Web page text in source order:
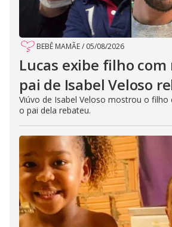
BEBÊ MAMÃE/ 05/08/2026
Lucas exibe filho
pai de Isabel Veloso
Viúvo de Isabel Veloso mostrou o
o pai dela rebateu.